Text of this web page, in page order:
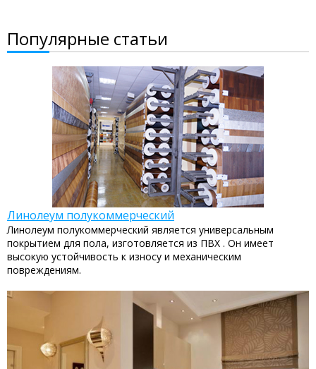
Популярные статьи
Линолеум полукоммерческий
Линолеум полукоммерческий является универсальным
покрытием для пола, изготовляется из ПВХ . Он имеет
высокую устойчивость к износу и механическим
повреждениям.